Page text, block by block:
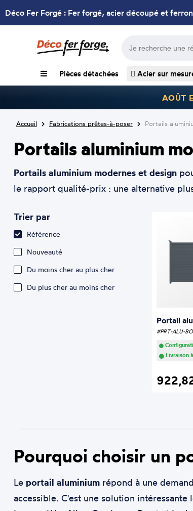
Déco Fer Forgé : Fer forgé, acier découpé et
Pièces détachées Acier sur
AOÛT
Accueil Fabrications prêtes-à-poser Portails
Portails aluminium
Portails aluminium modernes et design
le rapport qualité-prix : une alternative
Trier par
Référence
Nouveauté
Du moins cher au plus cher
Du plus cher au moins cher
Portail
#PRT-ALU-
Livraison
Pourquoi choisir un
Le portail aluminiumrépond à une
accessible. C'est une solution